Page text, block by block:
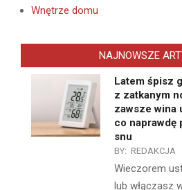
Wnętrze domu
NAJNOWSZE
Latem śpisz
z zatkanym
zawsze wina
co naprawdę
snu
BY: REDAKCJA
Wieczorem
lub włączasz